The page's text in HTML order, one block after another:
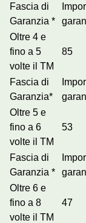
Fascia di
Garanzia *
Oltre 4 e
fino a 5
volte il TM
85
Fascia di
Garanzia*
Oltre 5 e
fino a 6
volte il TM
53
Fascia di
Garanzia *
Oltre 6 e
fino a 8
volte il TM
47